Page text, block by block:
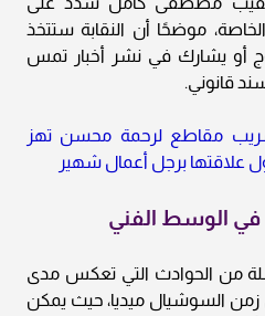
موضحًا أن النقابة ستتخذ
أو يشارك في نشر أخبار تمس
قانوني.
مقاطع لرحمة محسن تهز
علاقتها برجل أعمال شهير
في الوسط الفني
من الحوادث التي تعكس مدى
السوشيال ميديا، حيث يمكن